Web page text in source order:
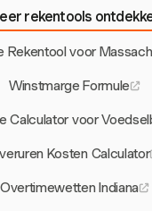
rekentools
Rekentool voor
Winstmarge Formule
Calculator voor
Kosten Calculator
Overtimewetten Indiana